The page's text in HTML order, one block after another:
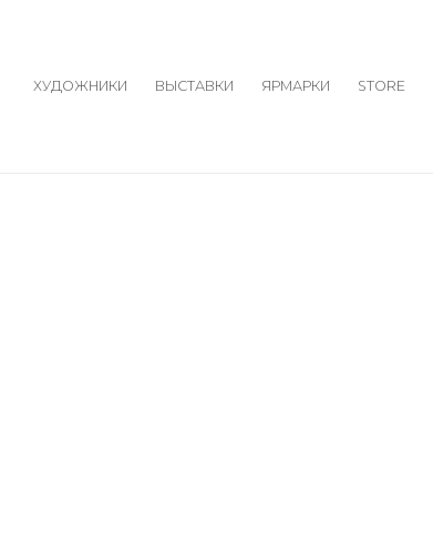
ХУДОЖНИКИ ВЫСТАВКИ ЯРМАРКИ STORE